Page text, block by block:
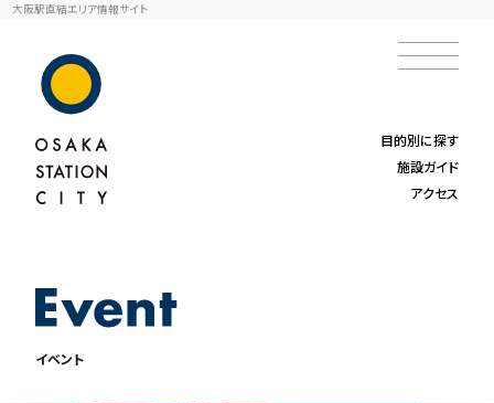
大阪駅直結エリア情報サイト
目的別に探す
施設ガイド
アクセス
イベント